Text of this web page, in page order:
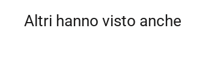
Altri hanno visto anche